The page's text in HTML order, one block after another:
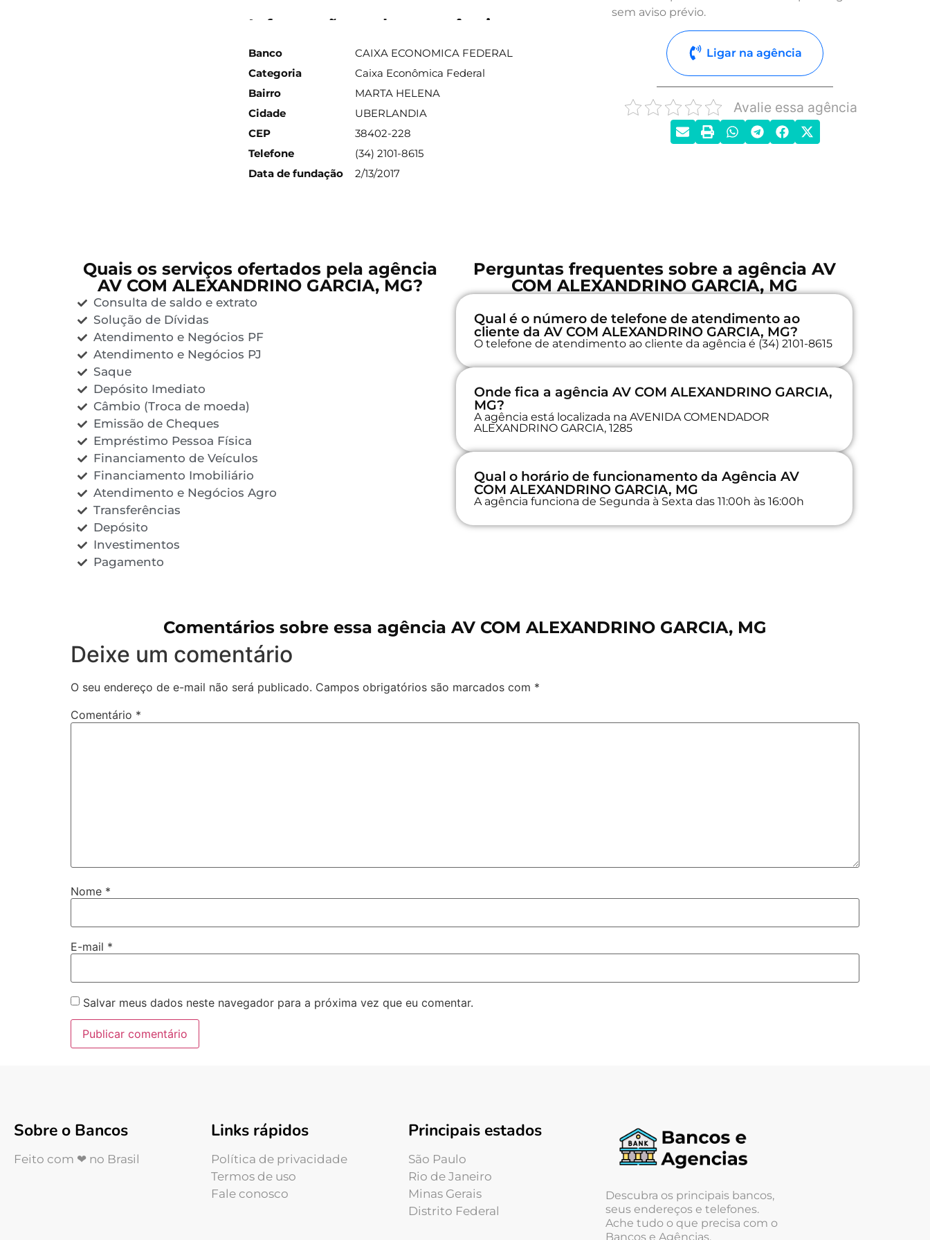
Informações sobre a agência
Banco
CAIXA ECONOMICA FEDERAL
Categoria
Caixa Econômica Federal
Bairro
MARTA HELENA
Cidade
UBERLANDIA
CEP
38402-228
Telefone
(34) 2101-8615
Data de fundação
2/13/2017
sem aviso prévio.
Ligar na agência
Avalie essa agência
Quais os serviços ofertados pela agência
AV COM ALEXANDRINO GARCIA, MG?
Consulta de saldo e extrato
Solução de Dívidas
Atendimento e Negócios PF
Atendimento e Negócios PJ
Saque
Depósito Imediato
Câmbio (Troca de moeda)
Emissão de Cheques
Empréstimo Pessoa Física
Financiamento de Veículos
Financiamento Imobiliário
Atendimento e Negócios Agro
Transferências
Depósito
Investimentos
Pagamento
Perguntas frequentes sobre a agência AV
COM ALEXANDRINO GARCIA, MG
Qual é o número de telefone de atendimento ao
cliente da AV COM ALEXANDRINO GARCIA, MG?
O telefone de atendimento ao cliente da agência é (34) 2101-8615
Onde fica a agência AV COM ALEXANDRINO GARCIA,
MG?
A agência está localizada na AVENIDA COMENDADOR
ALEXANDRINO GARCIA, 1285
Qual o horário de funcionamento da Agência AV
COM ALEXANDRINO GARCIA, MG
A agência funciona de Segunda à Sexta das 11:00h às 16:00h
Comentários sobre essa agência AV COM ALEXANDRINO GARCIA, MG
Deixe um comentário
O seu endereço de e-mail não será publicado. Campos obrigatórios são marcados com *
Comentário *
Nome *
E-mail *
Salvar meus dados neste navegador para a próxima vez que eu comentar.
Sobre o Bancos
Feito com ❤ no Brasil
Links rápidos
Política de privacidade
Termos de uso
Fale conosco
Principais estados
São Paulo
Rio de Janeiro
Minas Gerais
Distrito Federal
Descubra os principais bancos,
seus endereços e telefones.
Ache tudo o que precisa com o
Bancos e Agências.